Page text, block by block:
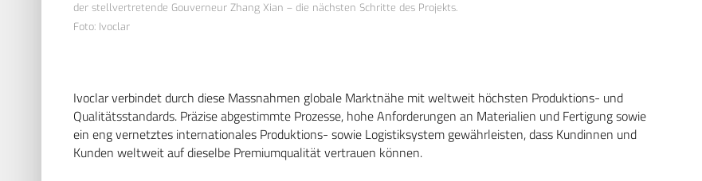
der stellvertretende Gouverneur Zhang Xian – die nächsten Schritte des Projekts.
Foto: Ivoclar
Ivoclar verbindet durch diese Massnahmen globale Marktnähe mit weltweit höchsten Produktions- und
Qualitätsstandards. Präzise abgestimmte Prozesse, hohe Anforderungen an Materialien und Fertigung sowie
ein eng vernetztes internationales Produktions- sowie Logistiksystem gewährleisten, dass Kundinnen und
Kunden weltweit auf dieselbe Premiumqualität vertrauen können.